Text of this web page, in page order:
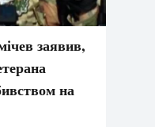
заявив,
на